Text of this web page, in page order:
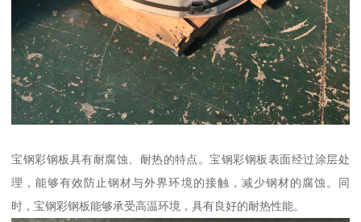
宝钢彩钢板具有耐腐蚀、耐热的特点。宝钢彩钢板表面经过涂层处
理，能够有效防止钢材与外界环境的接触，减少钢材的腐蚀。同
时，宝钢彩钢板能够承受高温环境，具有良好的耐热性能。